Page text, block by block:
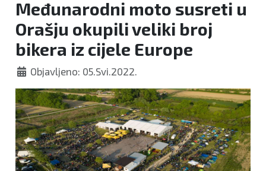
manifestacija
Međunarodni moto susreti u
Orašju okupili veliki broj
bikera iz cijele Europe
Objavljeno: 05.Svi.2022.